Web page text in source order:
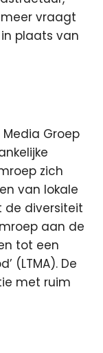
vraagt
plaats van
Media Groep
zich
van lokale
de diversiteit
aan de
tot een
(LTMA). De
met ruim